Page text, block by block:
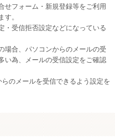
せフォーム・新規登録等をご利用
。
・受信拒否設定などになっている
場合、パソコンからのメールの受
い為、メールの受信設定をご確認
のメールを受信できるよう設定を